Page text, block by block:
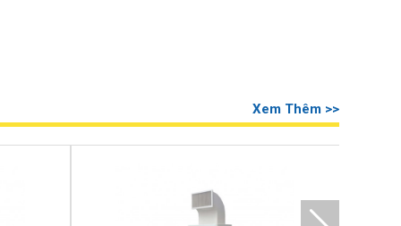
Xem Thêm >>